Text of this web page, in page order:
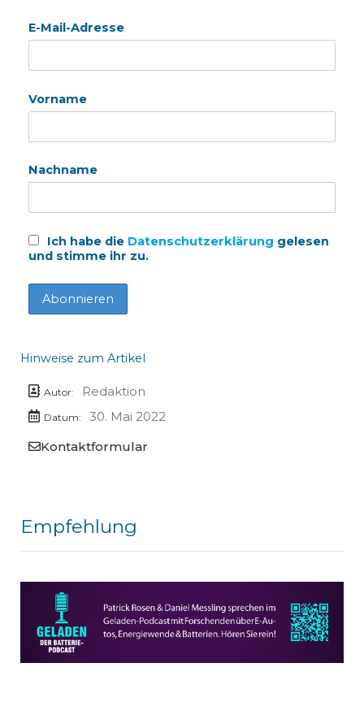
E-Mail-Adresse
Vorname
Nachname
Ich habe die Datenschutzerklärung gelesen
und stimme ihr zu.
Hinweise zum Artikel
Autor: Redaktion
Datum:
30. Mai 2022
Kontaktformular
Empfehlung